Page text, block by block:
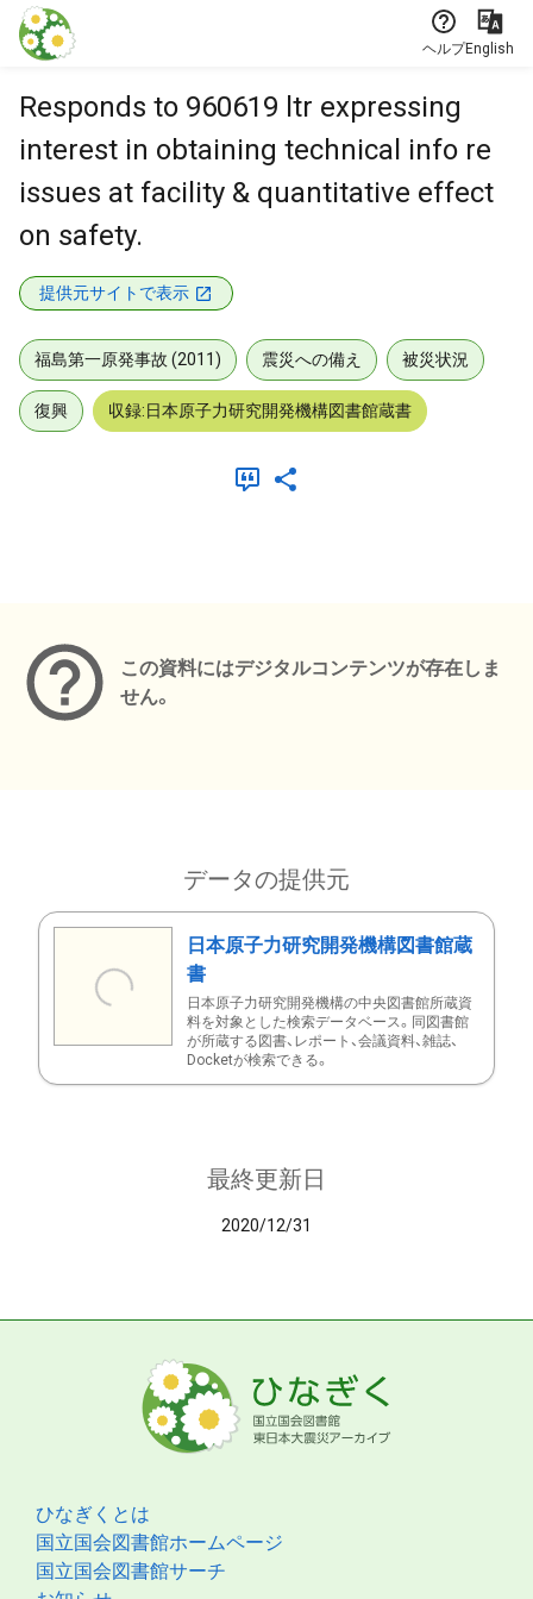
本文に飛ぶ
ヘルプEnglish
Responds to 960619 ltr expressing
interest in obtaining technical info re
issues at facility & quantitative effect
on safety.
提供元サイトで表示
福島第一原発事故 (2011) 震災への備え 被災状況
復興 収録:日本原子力研究開発機構図書館蔵書
この資料にはデジタルコンテンツが存在しま
せん。
データの提供元
日本原子力研究開発機構図書館蔵
書
日本原子力研究開発機構の中央図書館所蔵資
料を対象とした検索データベース。同図書館
が所蔵する図書、レポート、会議資料、雑誌、
Docketが検索できる。
最終更新日
2020/12/31
ひなぎくとは
国立国会図書館ホームページ
国立国会図書館サーチ